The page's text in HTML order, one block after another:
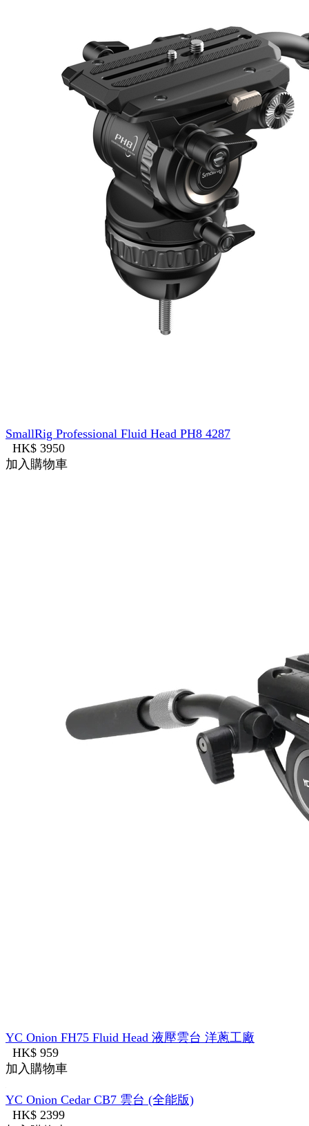
SmallRig Professional Fluid Head PH8 4287
HK$ 3950
加入購物車
YC Onion FH75 Fluid Head 液壓雲台 洋蔥工廠
HK$ 959
加入購物車
YC Onion Cedar CB7 雲台 (全能版)
HK$ 2399